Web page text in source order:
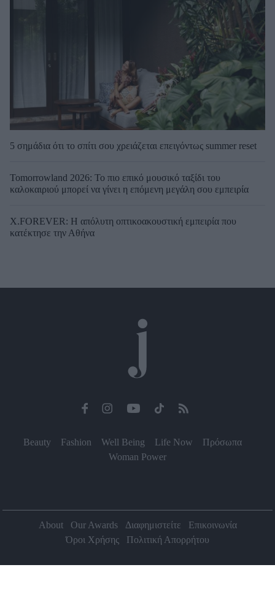
5 σημάδια ότι το σπίτι σου χρειάζεται επειγόντως summer reset
Tomorrowland 2026: Το πιο επικό μουσικό ταξίδι του
καλοκαιριού μπορεί να γίνει η επόμενη μεγάλη σου εμπειρία
X.FOREVER: Η απόλυτη οπτικοακουστική εμπειρία που
κατέκτησε την Αθήνα
Beauty Fashion Well Being Life Now
Πρόσωπα
Woman Power
About Our Awards Διαφημιστείτε
Επικοινωνία
Όροι Χρήσης
Πολιτική Απορρήτου